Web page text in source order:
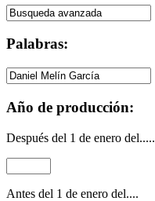
Palabras:
Año de producción:
Después del 1 de enero del.....
Antes del 1 de enero del....